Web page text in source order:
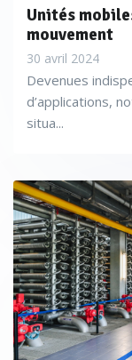
Unités
mouvement
30 avril 2024
Devenues
d’applications,
situa...